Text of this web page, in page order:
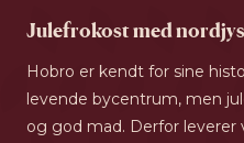
Julefrokost med
Hobro er kendt for sine
levende bycentrum, men
og god mad. Derfor leverer